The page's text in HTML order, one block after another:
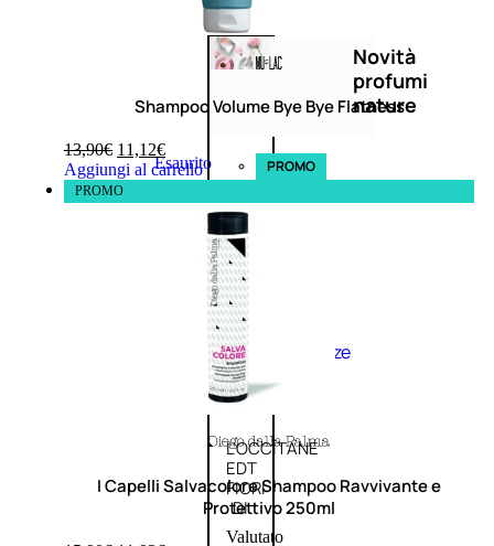
Novità
profumi
nature
Esaurito PROMO
Fragranze
Nature
L’OCCITANE
EDT
FIORI
DI
Valutato
Shampoo Volume Bye Bye Flatness
13,90€ 11,12€
Aggiungi al carrello
PROMO
I Capelli Salvacolore Shampoo Ravvivante e
Protettivo 250ml